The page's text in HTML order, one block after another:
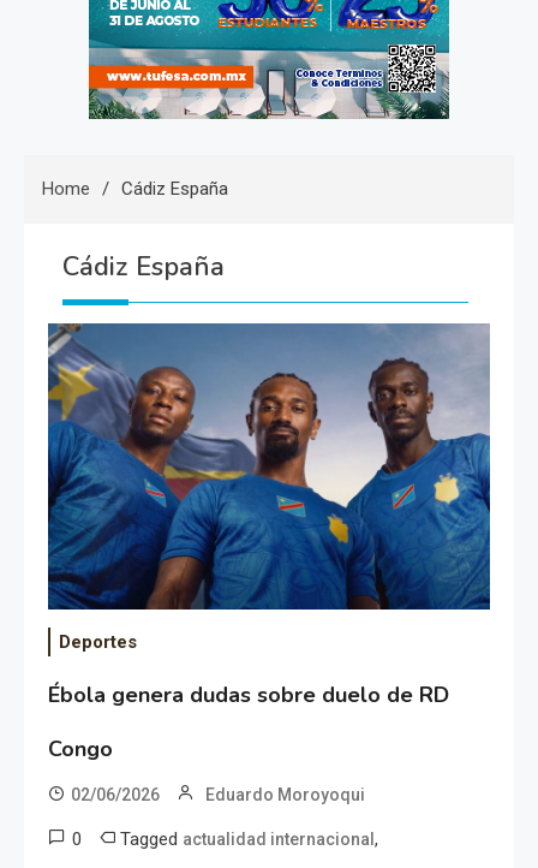
Home Cádiz España
Cádiz España
Deportes
Ébola genera dudas sobre duelo de RD
Congo
02/06/2026 Eduardo Moroyoqui
0 Tagged actualidad internacional ,